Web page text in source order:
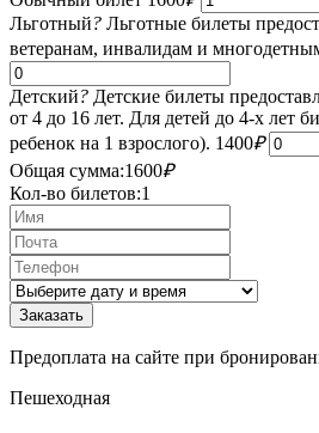
Льготный? Льготные билеты
ветеранам, инвалидам и
Детский? Детские билеты
от 4 до 16 лет. Для детей до 4-х лет
ребенок на 1 взрослого). 1400₽
Общая сумма:1600₽
Кол-во билетов:1
Предоплата на сайте при
Пешеходная